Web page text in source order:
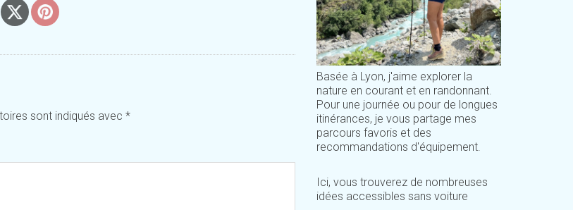
sont indiqués avec *
Basée à Lyon, j'aime explorer la
nature en courant et en randonnant.
Pour une journée ou pour de longues
itinérances, je vous partage mes
parcours favoris et des
recommandations d'équipement.
Ici, vous trouverez de nombreuses
idées accessibles sans voiture